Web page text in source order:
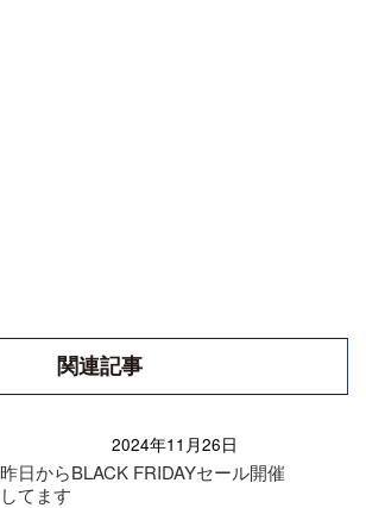
関連記事
2024年11月26日
昨日からBLACK FRIDAYセール開催
してます